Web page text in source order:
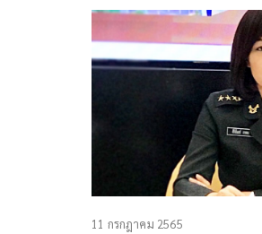
เจ็บแสบที่หัวไหล่ซ้าย หัวเข่
11 กรกฎาคม 2565